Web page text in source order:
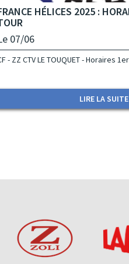
HÉLICES 2025 :
07/06
- ZZ CTV LE TOUQUET - Horaires
LIRE LA SUITE